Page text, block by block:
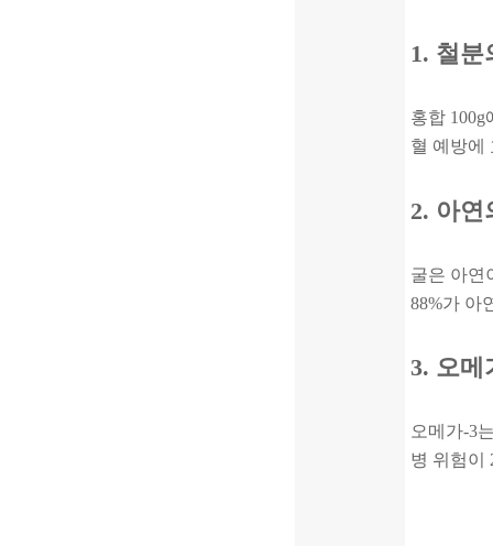
1. 철분
홍합
혈 예방에
2. 아연
굴은 아연
88%가 아
3. 오메
오메가-3
병 위험이